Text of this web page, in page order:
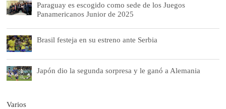
Paraguay es escogido como sede de los Juegos
Panamericanos Junior de 2025
Brasil festeja en su estreno ante Serbia
Japón dio la segunda sorpresa y le ganó a Alemania
Varios